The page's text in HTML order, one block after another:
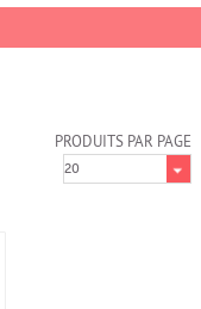
PRODUITS PAR PAGE